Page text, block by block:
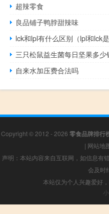
超辣零食
良品铺子鸭脖甜辣味
lck和lpl有什么区别（lpl和lck是
三只松鼠益生菌每日坚果多少
自来水加压费合法吗
Copyright © 2012 - 2026 零食品牌排行
| 网站地
声明：本站内容来自互联网，如信息有
会及时
本站仅为个人兴趣爱好